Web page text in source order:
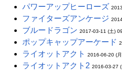
パワーアップヒーローズ
ファイターズアンケージ
ブルードラゴン 2017-03-11 (土)
ポップキャップアーケード
ライオットアクト 2016-06-20 (
ライオットアクト2 2016-03-27